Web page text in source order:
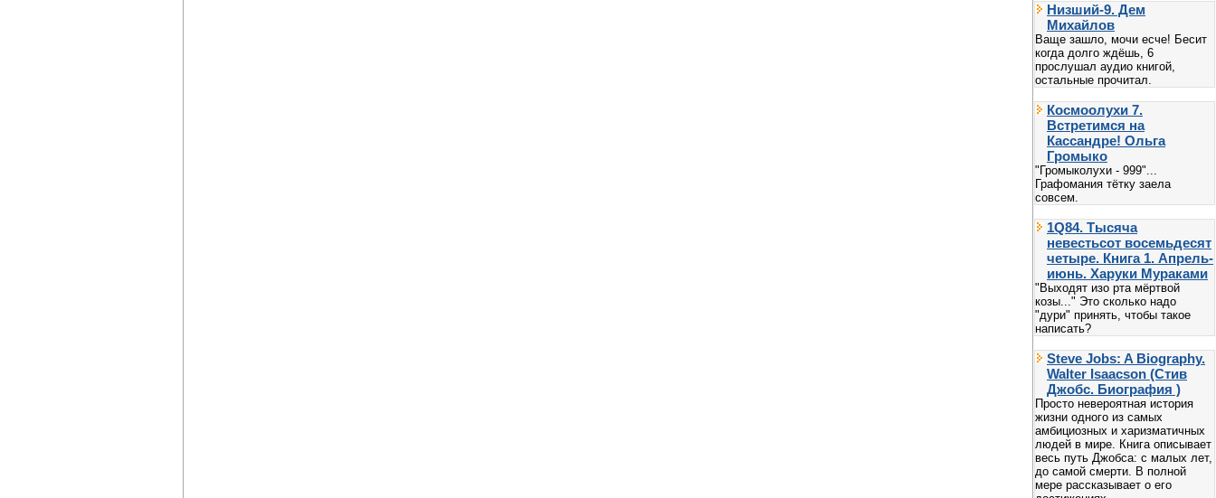
Низший-9. Дем
Михайлов
Ваще зашло, мочи есче! Бесит
когда долго ждёшь, 6
прослушал аудио книгой,
остальные прочитал.
Космоолухи 7.
Встретимся на
Кассандре! Ольга
Громыко
"Громыколухи - 999"...
Графомания тётку заела
совсем.
1Q84. Тысяча
невестьсот восемьдесят
четыре. Книга 1. Апрель-
июнь. Харуки Мураками
"Выходят изо рта мёртвой
козы..." Это сколько надо
"дури" принять, чтобы такое
написать?
Steve Jobs: A Biography.
Walter Isaacson (Стив
Джобс. Биография )
Просто невероятная история
жизни одного из самых
амбициозных и харизматичных
людей в мире. Книга описывает
весь путь Джобса: с малых лет,
до самой смерти. В полной
мере рассказывает о его